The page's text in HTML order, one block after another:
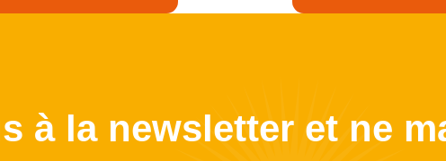
à la newsletter et ne